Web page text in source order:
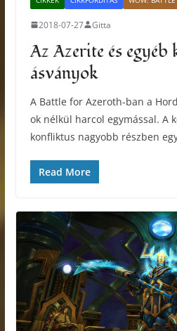
2018-07-27 Gitta
Az Azerite és egyéb
ásványok
A Battle for Azeroth-ban a
ok nélkül harcol egymással. A
konfliktus nagyobb részben
Read More